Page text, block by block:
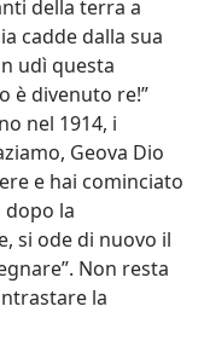
della terra a
cadde dalla sua
udì questa
è divenuto re!”
nel 1914, i
Geova Dio
e hai cominciato
dopo la
si ode di nuovo il
Non resta
la